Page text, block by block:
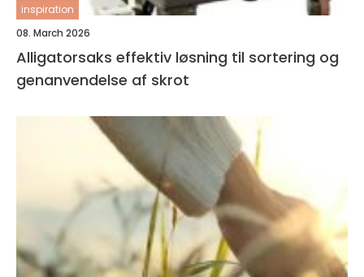
inspiration
08. March 2026
Alligatorsaks effektiv løsning til sortering og
genanvendelse af skrot